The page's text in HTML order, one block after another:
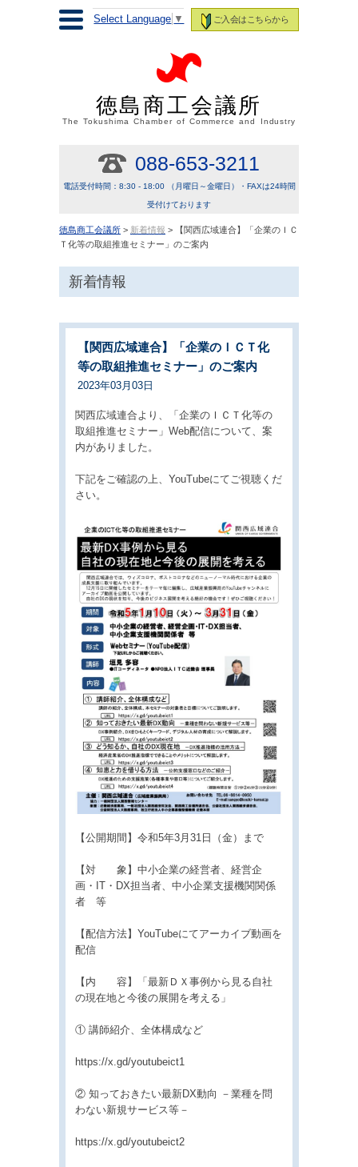
ご入会はこちらから
Select Language ▼
徳島商工会議所
The Tokushima Chamber of Commerce and Industry
088-653-3211
電話受付時間：8:30 - 18:00 （月曜日～金曜日）・FAXは24時間
受付けております
徳島商工会議所 > 新着情報 > 【関西広域連合】「企業のＩＣ
Ｔ化等の取組推進セミナー」のご案内
新着情報
【関西広域連合】「企業のＩＣＴ化
等の取組推進セミナー」のご案内
2023年03月03日
関西広域連合より、「企業のＩＣＴ化等の
取組推進セミナー」Web配信について、案
内がありました。
下記をご確認の上、YouTubeにてご視聴くだ
さい。
【公開期間】令和5年3月31日（金）まで
【対 象】中小企業の経営者、経営企
画・IT・DX担当者、中小企業支援機関関係
者 等
【配信方法】YouTubeにてアーカイブ動画を
配信
【内 容】「最新ＤＸ事例から見る自社
の現在地と今後の展開を考える」
① 講師紹介、全体構成など
https://x.gd/youtubeict1
② 知っておきたい最新DX動向 －業種を問
わない新規サービス等－
https://x.gd/youtubeict2